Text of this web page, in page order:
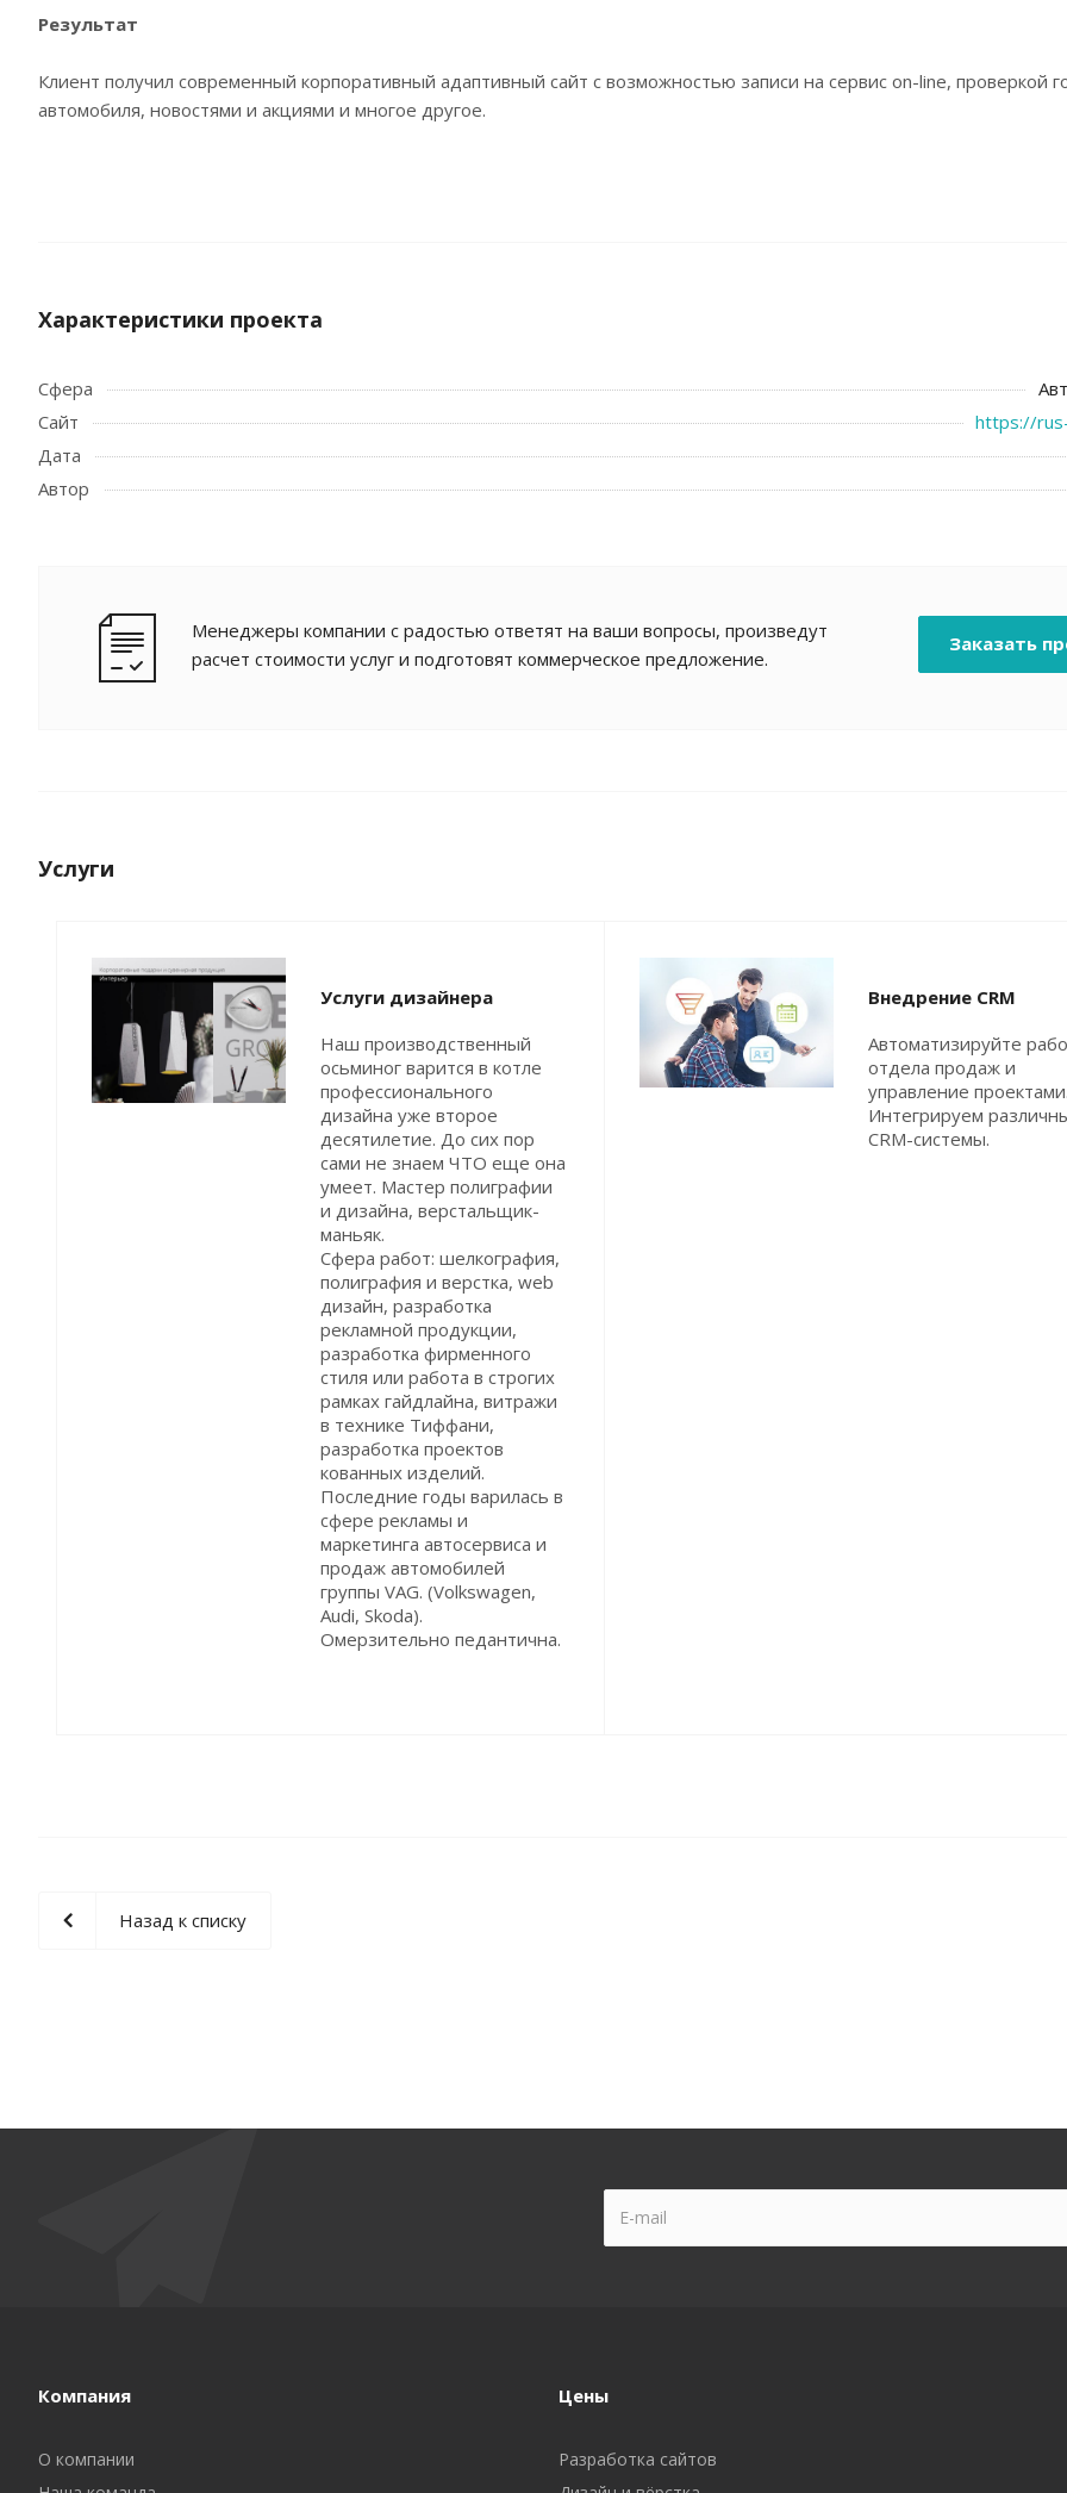
Результат
Клиент получил современный корпоративный адаптивный сайт с возможностью записи на сервис on-line, проверкой
автомобиля, новостями и акциями и многое другое.
Характеристики проекта
Сфера
Сайт
https://
Дата
Автор
Менеджеры компании с радостью ответят на ваши вопросы, произведут
расчет стоимости услуг и подготовят коммерческое предложение.
Заказать
Услуги
Услуги дизайнера
Наш производственный
осьминог варится в котле
профессионального
дизайна уже второе
десятилетие. До сих пор
сами не знаем ЧТО еще она
умеет. Мастер полиграфии
и дизайна, верстальщик-
маньяк.
Сфера работ: шелкография,
полиграфия и верстка, web
дизайн, разработка
рекламной продукции,
разработка фирменного
стиля или работа в строгих
рамках гайдлайна, витражи
в технике Тиффани,
разработка проектов
кованных изделий.
Последние годы варилась в
сфере рекламы и
маркетинга автосервиса и
продаж автомобилей
группы VAG. (Volkswagen,
Audi, Skoda).
Омерзительно педантична.
Внедрение CRM
Автоматизируйте
отдела продаж и
управление проектами.
Интегрируем
CRM-системы.
Назад к списку
Компания
О компании
Цены
Разработка сайтов